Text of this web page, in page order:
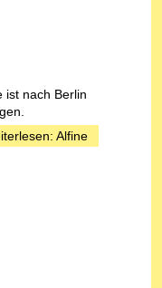
ist nach Berlin
Alfine